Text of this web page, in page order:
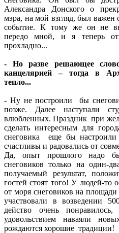
Александра Донского о
мэра, на мой взгляд, был
событие. К тому же он не
передо мной, и я теперь
прохладно...
- Но разве решающее
канцелярией – тогда в
тепло...
- Ну не построили бы
позже. Далее наступали
влюбленных. Праздник при
сделать интересным для
снеговика еще бы
счастливы и радовались от
Да, опыт прошлого надо
снеговиков только на один-
получаемый результат,
гостей стоят того! У людей-то
от моря снеговиков на
участвовали в возведении
действо очень
удовольствием наваяли
рождаются хорошие традиции!